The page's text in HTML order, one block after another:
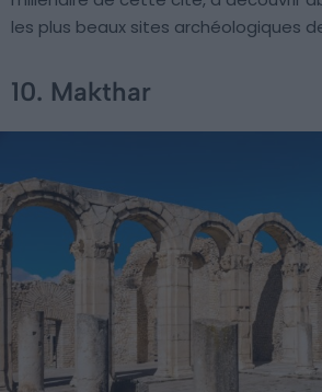
les plus beaux sites archéologiques
10. Makthar